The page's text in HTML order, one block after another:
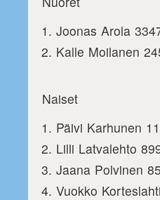
Joonas Arola
Kalle Moilanen
Naiset
Päivi Karhunen
Lilli Latvalehto
Jaana Polvinen
Vuokko